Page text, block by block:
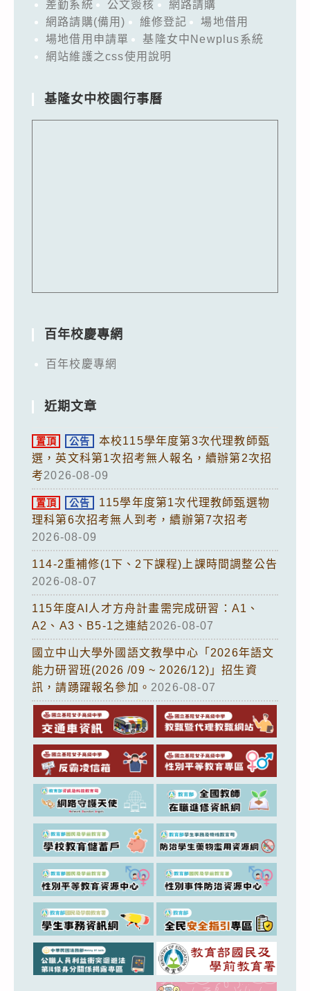
差勤系統 公文簽核
網路請購
網路請購(備用)
維修登記
場地借用
場地借用申請單
基隆女中Newplus系統
網站維護之css使用說明
基隆女中校園行事曆
百年校慶專網
百年校慶專網
近期文章
置頂 公告
本校115學年度第3次代理教師甄
選，英文科第1次招考無人報名，續辦第2次招
考2026-08-09
置頂 公告
115學年度第1次代理教師甄選物
理科第6次招考無人到考，續辦第7次招考
2026-08-09
114-2重補修(1下、2下課程)上課時間調整公告
2026-08-07
115年度AI人才方舟計畫需完成研習：A1、
A2、A3、B5-1之連結2026-08-07
國立中山大學外國語文教學中心「2026年語文
能力研習班(2026 /09 ~ 2026/12)」招生資
訊，請踴躍報名參加。 2026-08-07